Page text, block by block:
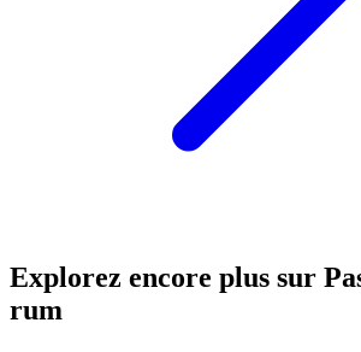
Explorez encore plus sur
rum